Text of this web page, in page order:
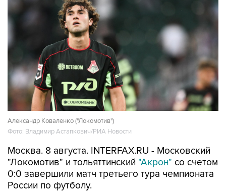
Александр Коваленко ("Локомотив")
Фото: Владимир Астапкович/РИА Новости
Москва. 8 августа. INTERFAX.RU - Московский
"Локомотив" и тольяттинский "Акрон" со счетом
0:0 завершили матч третьего тура чемпионата
России по футболу.